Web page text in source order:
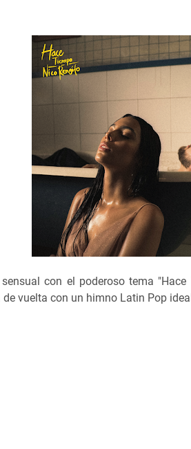
con el poderoso tema
de vuelta con un himno Latin Pop